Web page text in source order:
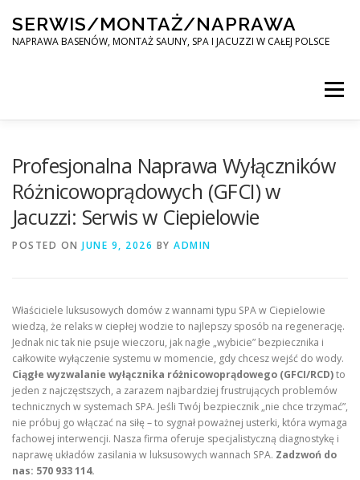
content
SERWIS/MONTAŻ/NAPRAWA
NAPRAWA BASENÓW, MONTAŻ SAUNY, SPA I JACUZZI W CAŁEJ POLSCE
Menu
MONTAŻ SAUNY, SPA, JACUZI W CAŁEJ POLSCE
Profesjonalna Naprawa Wyłączników
Różnicowoprądowych (GFCI) w
Jacuzzi: Serwis w Ciepielowie
POSTED ON JUNE 9, 2026 BY ADMIN
Właściciele luksusowych domów z wannami typu SPA w Ciepielowie
wiedzą, że relaks w ciepłej wodzie to najlepszy sposób na regenerację.
Jednak nic tak nie psuje wieczoru, jak nagłe „wybicie” bezpiecznika i
całkowite wyłączenie systemu w momencie, gdy chcesz wejść do wody.
Ciągłe wyzwalanie wyłącznika różnicowoprądowego (GFCI/RCD)to
jeden z najczęstszych, a zarazem najbardziej frustrujących problemów
technicznych w systemach SPA. Jeśli Twój bezpiecznik „nie chce trzymać”,
nie próbuj go włączać na siłę – to sygnał poważnej usterki, która wymaga
fachowej interwencji. Nasza firma oferuje specjalistyczną diagnostykę i
naprawę układów zasilania w luksusowych wannach SPA. Zadzwoń do
nas: 570 933 114.